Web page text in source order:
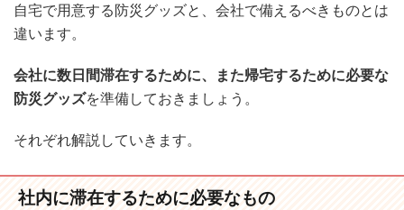
自宅で用意する防災グッズと、会社で備えるべきものとは
違います。
会社に数日間滞在するために、また帰宅するために必要な
防災グッズを準備しておきましょう。
それぞれ解説していきます。
社内に滞在するために必要なもの